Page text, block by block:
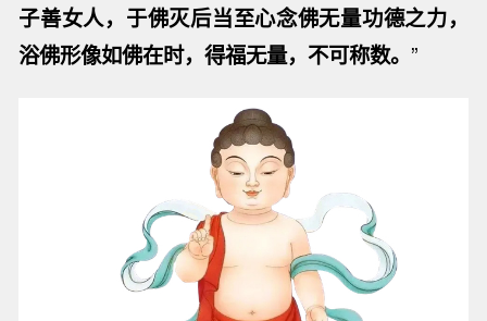
子善女人，于佛灭后当至心念佛无量功德之力，
浴佛形像如佛在时，得福无量，不可称数。 ”